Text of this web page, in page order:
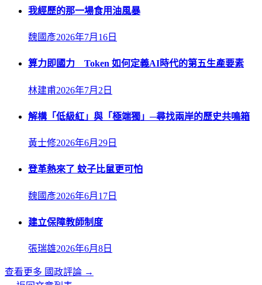
我經歷的那一場食用油風暴
魏國彥2026年7月16日
算力即國力 Token 如何定義AI時代的第五生產要素
林建甫2026年7月2日
解構「低級紅」與「極端獨」─尋找兩岸的歷史共鳴箱
黃士修2026年6月29日
登革熱來了 蚊子比鼠更可怕
魏國彥2026年6月17日
建立保障教師制度
張瑞雄2026年6月8日
查看更多 國政評論 →